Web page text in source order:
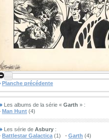
Planche précédente
Les albums de la série « Garth » :
Man Hunt (4)
Les série de Asbury :
Battlestar Galactica (1) Garth (4)